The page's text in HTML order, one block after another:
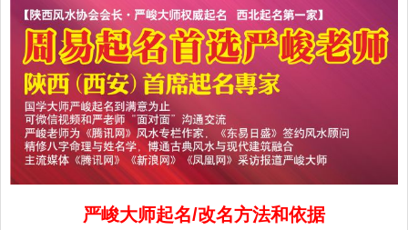
严峻大师起名/改名方法和依据